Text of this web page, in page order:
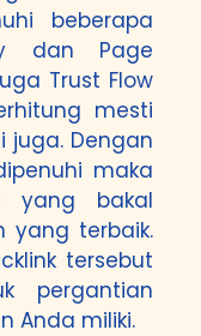
beberapa
dan Page
Trust Flow
mesti
Dengan
maka
yang bakal
yang terbaik.
tersebut
pergantian
Anda miliki.